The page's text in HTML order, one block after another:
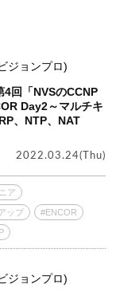
ジョンプロ)
4回「NVSのCCNP
Day2～マルチキ
、NTP、NAT
2022.03.24(Thu)
ア
ップ #ENCOR
ジョンプロ)